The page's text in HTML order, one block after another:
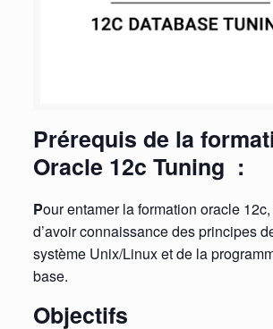
Prérequis de la
Oracle 12c Tuning :
Pour entamer la formation oracle
d’avoir connaissance des principes
système Unix/Linux et de la
base.
Objectifs